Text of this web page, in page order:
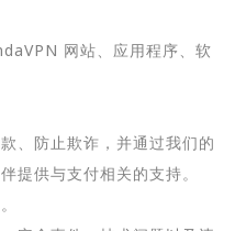
网站、应用程序、软
、防止欺诈，并通过我们的
提供与支付相关的支持。